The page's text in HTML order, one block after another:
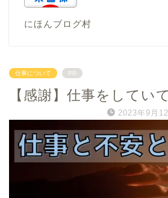
にほんブログ村
仕事について PR
【感謝】仕事をしてい
2023年9月12